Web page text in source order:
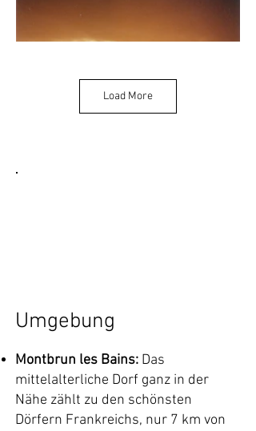
Load More
Umgebung
Montbrun les Bains: Das
mittelalterliche Dorf ganz in der
Nähe zählt zu den schönsten
Dörfern Frankreichs, nur 7 km von